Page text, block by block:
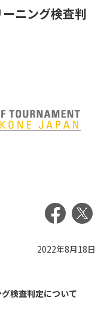
ニング検査判
2022年8月18日
検査判定について